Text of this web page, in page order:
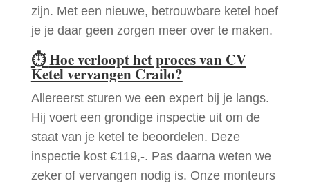
zijn. Met een nieuwe, betrouwbare ketel hoef
je je daar geen zorgen meer over te maken.
⏱Hoe verloopt het proces van CV
Ketel vervangen Crailo?
Allereerst sturen we een expert bij je langs.
Hij voert een grondige inspectie uit om de
staat van je ketel te beoordelen. Deze
inspectie kost €119,-. Pas daarna weten we
zeker of vervangen nodig is. Onze monteurs